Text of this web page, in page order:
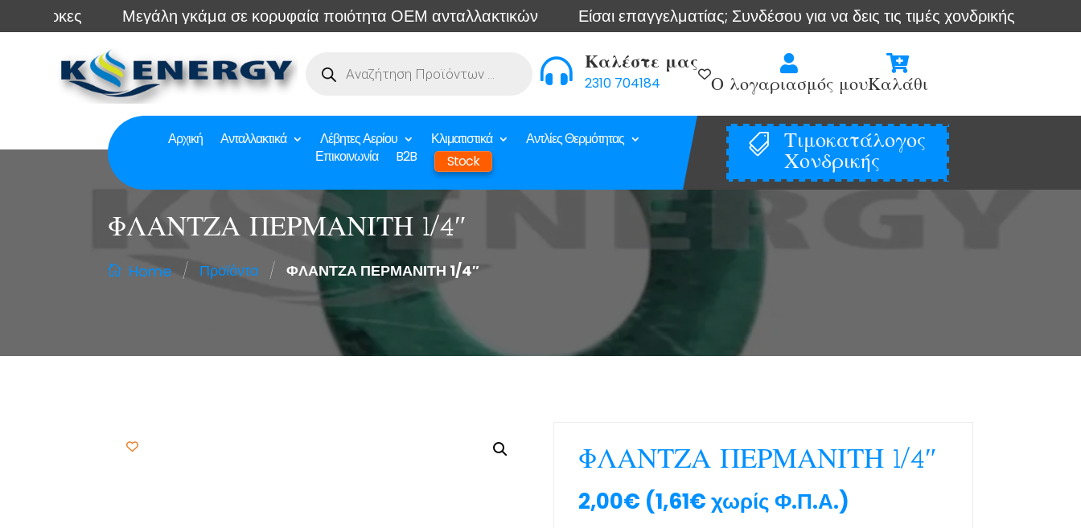
Μεγάλη γκάμα σε κορυφαία ποιότητα ΟΕΜ ανταλλακτικών Είσαι επαγγελματίας; Συνδέσου για να δεις τις τιμές χονδρικής Άμεση

Καλέστε μας
2310 704184

Ο λογαριασμός μου

Καλάθι
Αρχική Ανταλλακτικά Λέβητες Αερίου Κλιματιστικά
Αντλίες Θερμότητας
Επικοινωνία
B2B Stock

Τιμοκατάλογος
Χονδρικής
ΦΛΑΝΤΖΑ ΠΕΡΜΑΝΙΤΗ 1/4″
Home / Προϊόντα / ΦΛΑΝΤΖΑ ΠΕΡΜΑΝΙΤΗ 1/4″
ΦΛΑΝΤΖΑ ΠΕΡΜΑΝΙΤΗ 1/4″
2,00€ (1,61€χωρίς Φ.Π.Α.)